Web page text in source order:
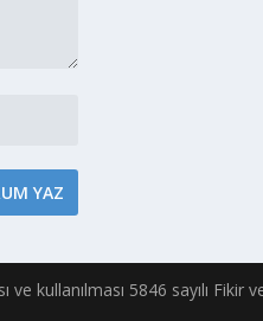
kullanılması 5846 sayılı Fikir